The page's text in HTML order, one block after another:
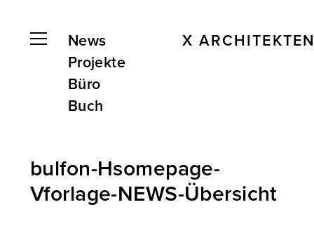
News
Projekte
Büro
Buch
X
bulfon-Hsomepage-
Vforlage-NEWS-Übersicht